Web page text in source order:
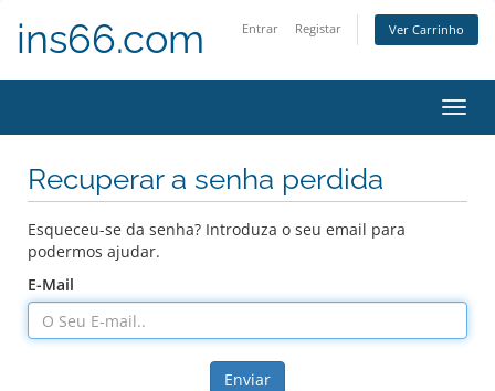
Entrar Registar Ver Carrinho
ins66.com
Recuperar a senha perdida
Esqueceu-se da senha? Introduza o seu email para
podermos ajudar.
E-Mail
Enviar